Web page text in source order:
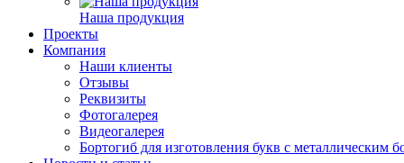
Наша продукция
Проекты
Компания
Наши клиенты
Отзывы
Реквизиты
Фотогалерея
Видеогалерея
Бортогиб для изготовления букв с металлическим